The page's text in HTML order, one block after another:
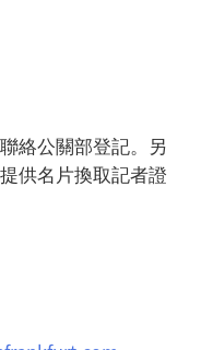
絡公關部登記。另
供名片換取記者證